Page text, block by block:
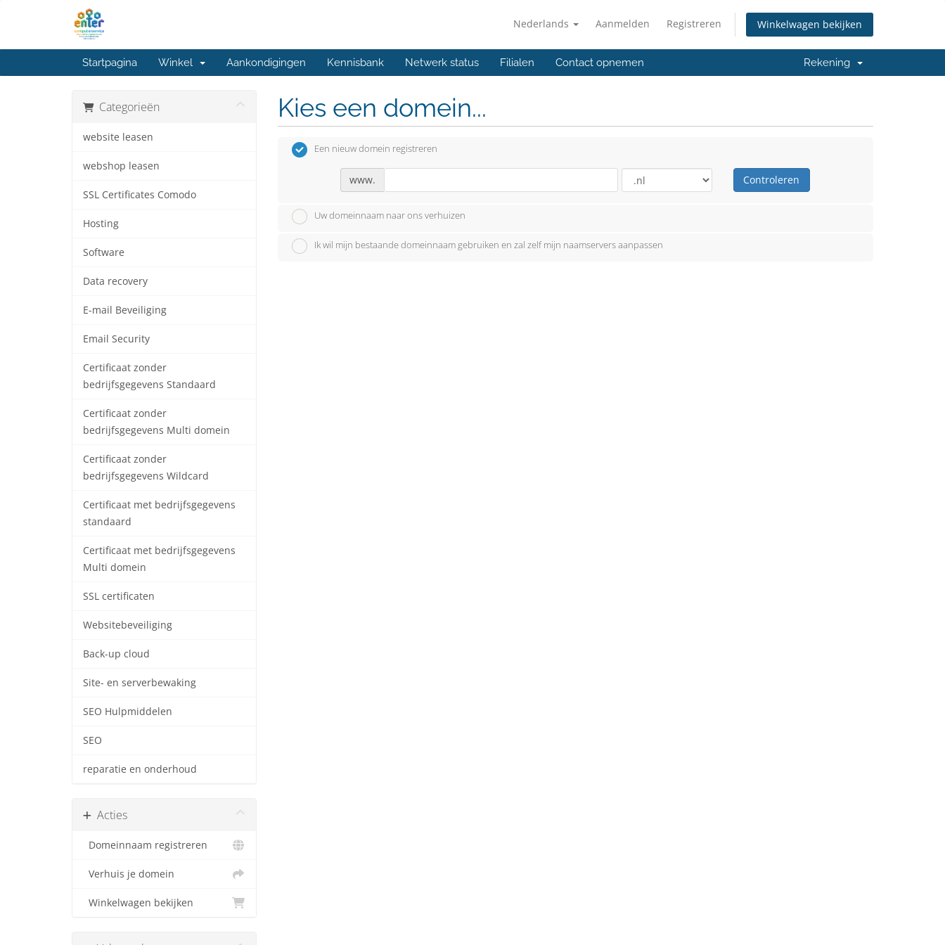
Nederlands Aanmelden Registreren Winkelwagen bekijken
Startpagina Winkel Aankondigingen Kennisbank Netwerk status Filialen Contact opnemen Rekening
Categorieën
website leasen
webshop leasen
SSL Certificates Comodo
Hosting
Software
Data recovery
E-mail Beveiliging
Email Security
Certificaat zonder
bedrijfsgegevens Standaard
Certificaat zonder
bedrijfsgegevens Multi domein
Certificaat zonder
bedrijfsgegevens Wildcard
Certificaat met bedrijfsgegevens
standaard
Certificaat met bedrijfsgegevens
Multi domein
SSL certificaten
Websitebeveiliging
Back-up cloud
Site- en serverbewaking
SEO Hulpmiddelen
SEO
reparatie en onderhoud
Acties
Domeinnaam registreren
Verhuis je domein
Winkelwagen bekijken
Kies een domein...
Een nieuw domein registreren
www. Controleren
Uw domeinnaam naar ons verhuizen
Ik wil mijn bestaande domeinnaam gebruiken en zal zelf mijn naamservers aanpassen